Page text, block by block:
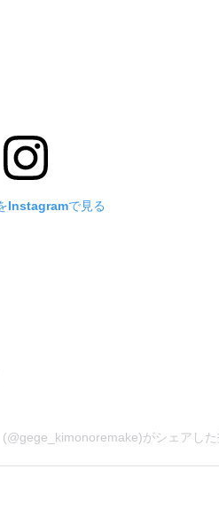
Instagramで見る
がシェアした